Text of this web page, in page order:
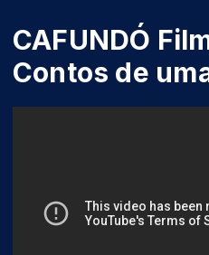
CAFUNDÓ
Contos de